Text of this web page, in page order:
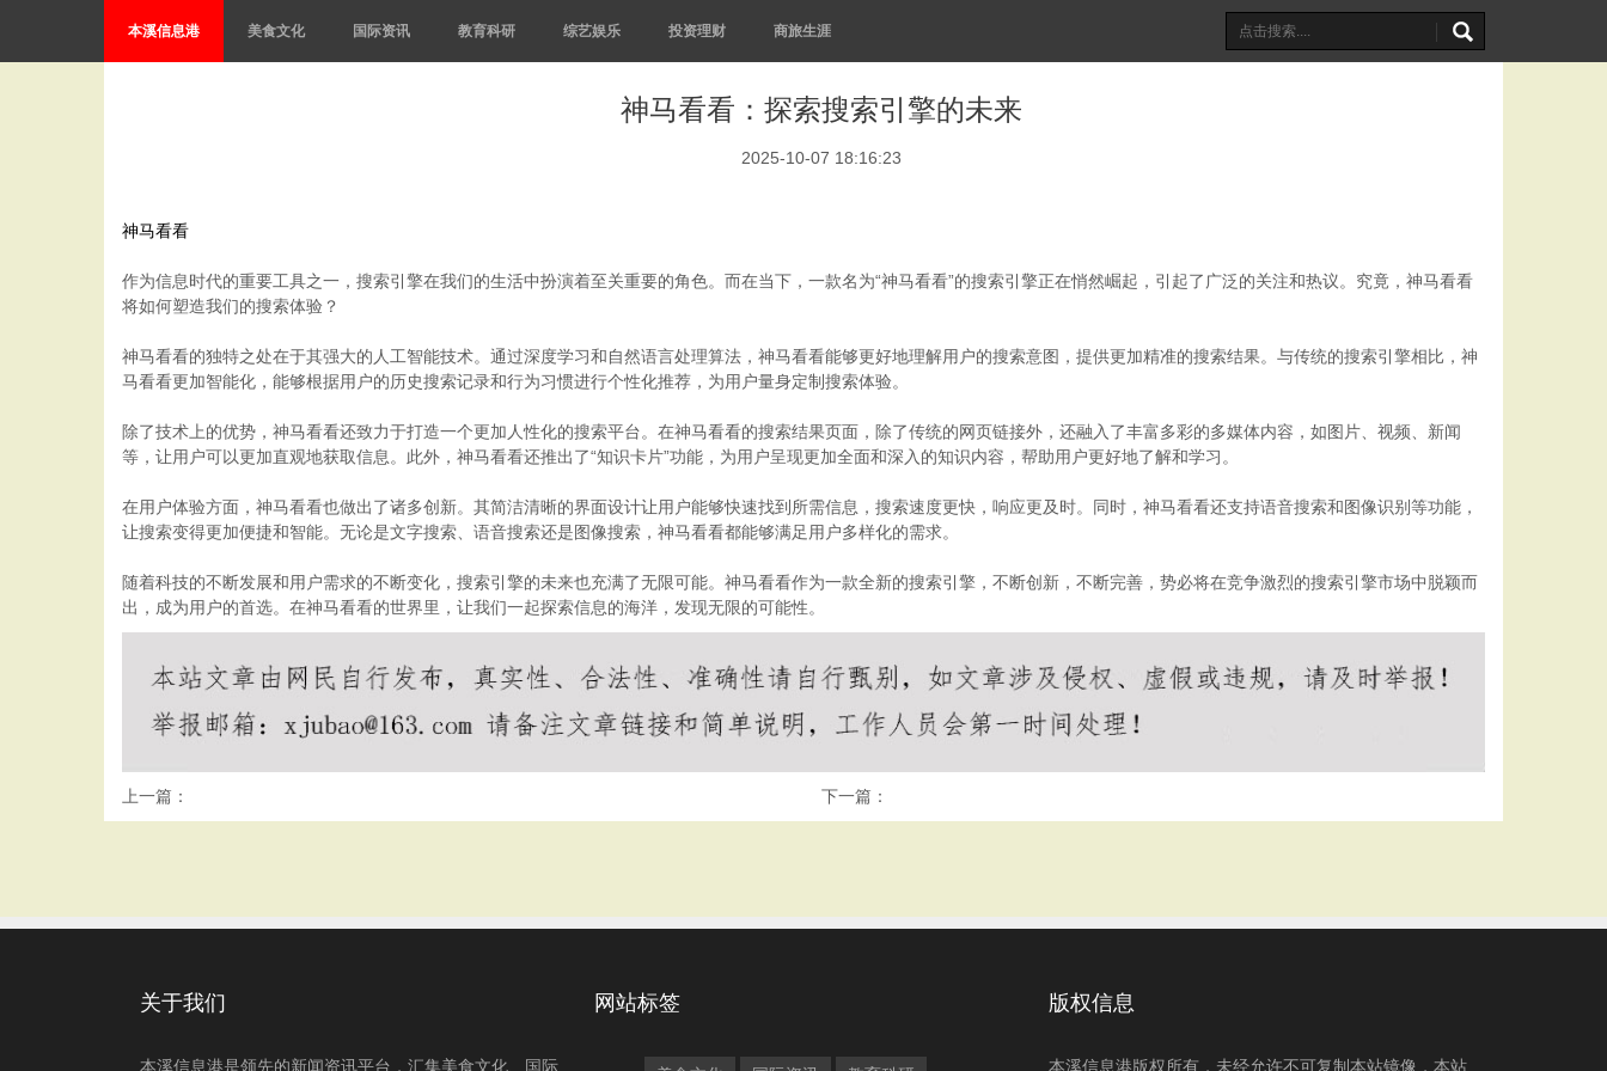
本溪信息港 美食文化 国际资讯 教育科研 综艺娱乐 投资理财 商旅生涯
神马看看：探索搜索引擎的未来
2025-10-07 18:16:23
神马看看
作为信息时代的重要工具之一，搜索引擎在我们的生活中扮演着至关重要的角色。而在当下，一款名为“神马看看”的搜索引擎正在悄然崛起，引起了广泛的关注和热议。究竟，神马看看
将如何塑造我们的搜索体验？
神马看看的独特之处在于其强大的人工智能技术。通过深度学习和自然语言处理算法，神马看看能够更好地理解用户的搜索意图，提供更加精准的搜索结果。与传统的搜索引擎相比，神
马看看更加智能化，能够根据用户的历史搜索记录和行为习惯进行个性化推荐，为用户量身定制搜索体验。
除了技术上的优势，神马看看还致力于打造一个更加人性化的搜索平台。在神马看看的搜索结果页面，除了传统的网页链接外，还融入了丰富多彩的多媒体内容，如图片、视频、新闻
等，让用户可以更加直观地获取信息。此外，神马看看还推出了“知识卡片”功能，为用户呈现更加全面和深入的知识内容，帮助用户更好地了解和学习。
在用户体验方面，神马看看也做出了诸多创新。其简洁清晰的界面设计让用户能够快速找到所需信息，搜索速度更快，响应更及时。同时，神马看看还支持语音搜索和图像识别等功能，
让搜索变得更加便捷和智能。无论是文字搜索、语音搜索还是图像搜索，神马看看都能够满足用户多样化的需求。
随着科技的不断发展和用户需求的不断变化，搜索引擎的未来也充满了无限可能。神马看看作为一款全新的搜索引擎，不断创新，不断完善，势必将在竞争激烈的搜索引擎市场中脱颖而
出，成为用户的首选。在神马看看的世界里，让我们一起探索信息的海洋，发现无限的可能性。
上一篇： 下一篇：
关于我们
本溪信息港是领先的新闻资讯平台，汇集美食文化、国际
网站标签 版权信息
本溪信息港版权所有，未经允许不可复制本站镜像，本站